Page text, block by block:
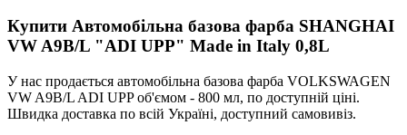
Купити Автомобільна базова фарба SHANGHAI
VW A9B/L "ADI UPP" Made in Italy 0,8L
У нас продається автомобільна базова фарба VOLKSWAGEN
VW A9B/L ADI UPP об'ємом - 800 мл, по доступній ціні.
Швидка доставка по всій Україні, доступний самовивіз.